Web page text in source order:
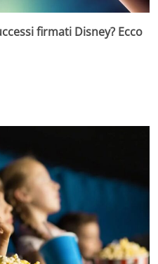
firmati Disney? Ecco